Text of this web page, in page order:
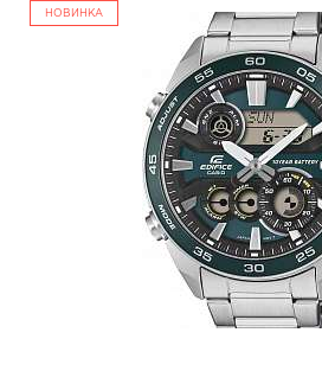
НОВИНКА
Edifice
ERA-130D-
i